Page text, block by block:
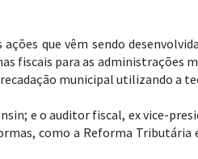
que vêm sendo
fiscais para as administrações
municipal utilizando a
e o auditor fiscal, ex vice-
como a Reforma Tributária